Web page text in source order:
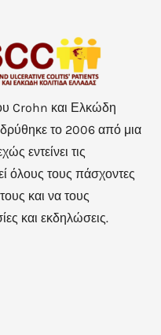
Crohn και Ελκώδη
το 2006 από μια
εντείνει τις
όλους τους πάσχοντες
και να τους
και εκδηλώσεις.